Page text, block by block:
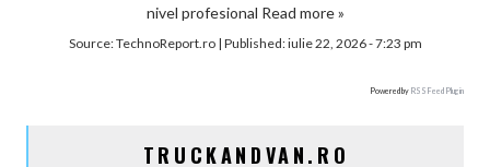
nivel profesional Read more »
Source:TechnoReport.ro| Published:iulie 22, 2026 - 7:23 pm
Powered by RSS Feed Plugin
TRUCKANDVAN.RO